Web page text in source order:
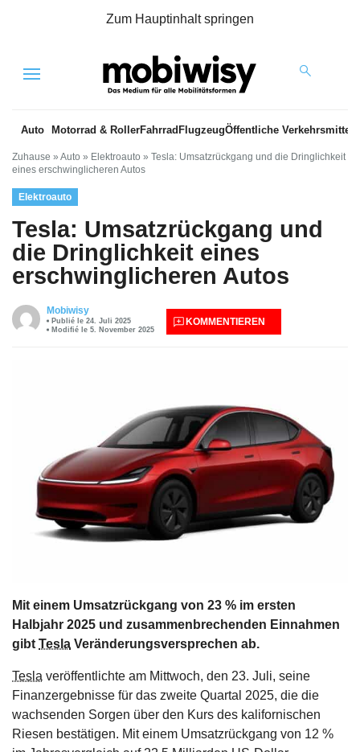
Zum Hauptinhalt springen
Menu
Auto Motorrad & RollerFahrrad FlugzeugÖffentliche Verkehrsmittel
Zuhause » Auto » Elektroauto » Tesla: Umsatzrückgang und die Dringlichkeit
eines erschwinglicheren Autos
Elektroauto
Tesla: Umsatzrückgang und
die Dringlichkeit eines
erschwinglicheren Autos
Mobiwisy
Publié le 24. Juli 2025
Modifié le 5. November 2025
KOMMENTIEREN
Mit einem Umsatzrückgang von 23 % im ersten
Halbjahr 2025 und zusammenbrechenden Einnahmen
gibtTesla Veränderungsversprechen ab.
Tesla veröffentlichte am Mittwoch, den 23. Juli, seine
Finanzergebnisse für das zweite Quartal 2025, die die
wachsenden Sorgen über den Kurs des kalifornischen
Riesen bestätigen. Mit einem Umsatzrückgang von 12 %